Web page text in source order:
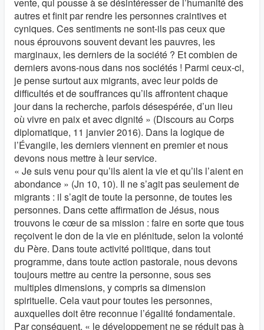
autres et finit par rendre les personnes craintives et
cyniques. Ces sentiments ne sont-ils pas ceux que
nous éprouvons souvent devant les pauvres, les
marginaux, les derniers de la société ? Et combien de
derniers avons-nous dans nos sociétés ! Parmi ceux-ci,
je pense surtout aux migrants, avec leur poids de
difficultés et de souffrances qu’ils affrontent chaque
jour dans la recherche, parfois désespérée, d’un lieu
où vivre en paix et avec dignité » (Discours au Corps
diplomatique, 11 janvier 2016). Dans la logique de
l’Évangile, les derniers viennent en premier et nous
devons nous mettre à leur service.
« Je suis venu pour qu’ils aient la vie et qu’ils l’aient en
abondance » (Jn 10, 10). Il ne s’agit pas seulement de
migrants : il s’agit de toute la personne, de toutes les
personnes. Dans cette affirmation de Jésus, nous
trouvons le cœur de sa mission : faire en sorte que tous
reçoivent le don de la vie en plénitude, selon la volonté
du Père. Dans toute activité politique, dans tout
programme, dans toute action pastorale, nous devons
toujours mettre au centre la personne, sous ses
multiples dimensions, y compris sa dimension
spirituelle. Cela vaut pour toutes les personnes,
auxquelles doit être reconnue l’égalité fondamentale.
Par conséquent, « le développement ne se réduit pas à